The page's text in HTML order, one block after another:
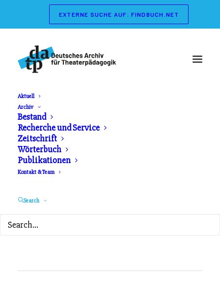
EXTERNE SUCHE AUF: FINDBUCH.NET
Aktuell
Archiv
Bestand
Recherche und Service
Zeitschrift
Wörterbuch
Publikationen
Kontakt & Team
Search
Wörterbuch der
Theaterpädagogik
Herausgeber: Gerd Koch, Marianne Streisand.
ZURÜCK ZUM INHALTSVERZEICHNIS